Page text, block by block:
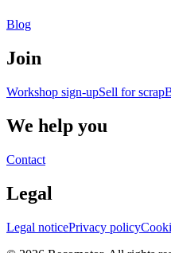
Blog
Join
Workshop sign-upSell for scrap
We help you
Contact
Legal
Legal noticePrivacy policy